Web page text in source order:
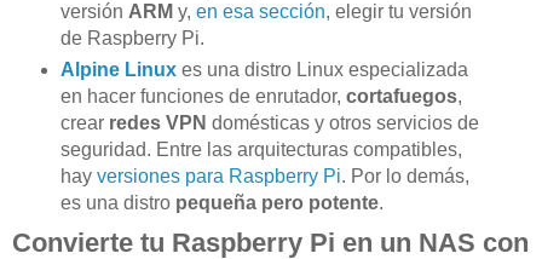
versión ARM y, en esa sección, elegir tu versión
de Raspberry Pi.
Alpine Linuxes una distro Linux especializada
en hacer funciones de enrutador, cortafuegos,
crear redes VPN domésticas y otros servicios de
seguridad. Entre las arquitecturas compatibles,
hay versiones para Raspberry Pi. Por lo demás,
es una distro pequeña pero potente.
Convierte tu Raspberry Pi en un NAS con